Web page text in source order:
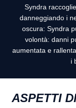
Syndra
danneggiando i
oscura: Syndra
volontà: danni
aumentata e
i
ASPETTI